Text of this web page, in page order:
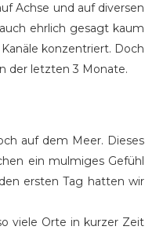
Achse und auf diversen
ehrlich gesagt kaum
konzentriert. Doch
der letzten 3 Monate.
auf dem Meer. Dieses
ein mulmiges Gefühl
ersten Tag hatten wir
viele Orte in kurzer Zeit